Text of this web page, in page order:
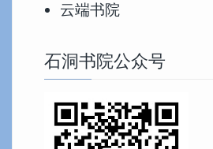
云端书院
石洞书院公众号